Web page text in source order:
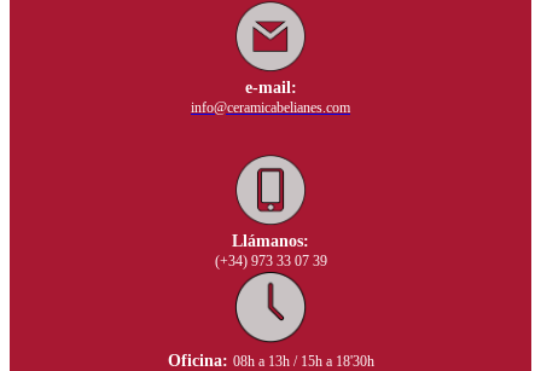
e-mail:
info@ceramicabelianes.com
Llámanos:
(+34) 973 33 07 39
Oficina: 08h a 13h / 15h a 18'30h